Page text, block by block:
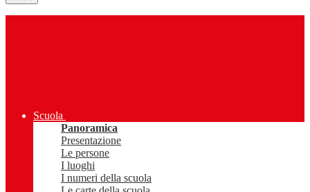
Scuola
Panoramica
Presentazione
Le persone
I luoghi
I numeri della scuola